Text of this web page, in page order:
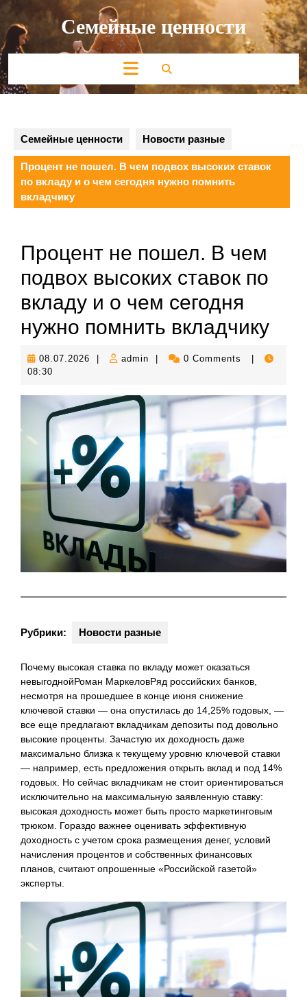
Перейти
содержимому Семейные ценности
Кнопка
Открыть
Семейные ценности Новости разные
Процент не пошел. В чем подвох высоких ставок
по вкладу и о чем сегодня нужно помнить
вкладчику
Процент не пошел. В чем
подвох высоких ставок по
вкладу и о чем сегодня
нужно помнить вкладчику
08.07.2026 08.07.2026
admin admin 0 Comments
08:30
Рубрики: Новости разные
Почему высокая ставка по вкладу может оказаться
невыгоднойРоман МаркеловРяд российских банков,
несмотря на прошедшее в конце июня снижение
ключевой ставки — она опустилась до 14,25% годовых, —
все еще предлагают вкладчикам депозиты под довольно
высокие проценты. Зачастую их доходность даже
максимально близка к текущему уровню ключевой ставки
— например, есть предложения открыть вклад и под 14%
годовых. Но сейчас вкладчикам не стоит ориентироваться
исключительно на максимальную заявленную ставку:
высокая доходность может быть просто маркетинговым
трюком. Гораздо важнее оценивать эффективную
доходность с учетом срока размещения денег, условий
начисления процентов и собственных финансовых
планов, считают опрошенные «Российской газетой»
эксперты.